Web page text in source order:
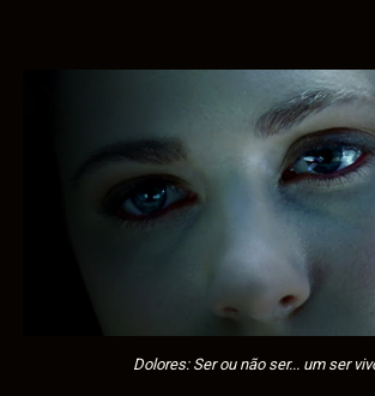
Dolores: Ser ou não ser... um ser